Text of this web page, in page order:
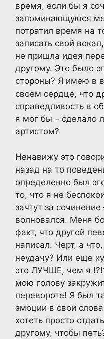
время, если бы я
запоминающуюся
потратил время на
записать свой
не пришла идея
другому. Это было
стороны? Я имею в
своем сердце, что
справедливость в
я мог бы – сделало
артистом?
Ненавижу это
назад на то
определенно был
то, что я не
зачтут за
волновался. Меня
факт, что другой
написал. Черт, а
неудачу? Или еще
это ЛУЧШЕ, чем я
мою голову
перевороте! Я был
эмоции в свои
хотеть просто
другому, чтобы